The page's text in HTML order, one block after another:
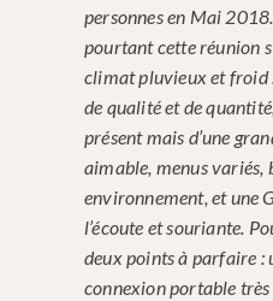
personnes en Mai
pourtant cette réunion
climat pluvieux et
de qualité et de
présent mais d’une
aimable, menus variés,
environnement, et une
l’écoute et souriante.
deux points à parfaire :
connexion portable très